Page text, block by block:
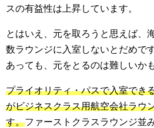
スの有益性は上昇しています。
とはいえ、元を取ろうと思えば、
数ラウンジに入室しないとだめで
あっても、元をとるのは難しいか
プライオリティ・パスで入室でき
がビジネスクラス用航空会社ラウ
す。ファーストクラスラウンジ並